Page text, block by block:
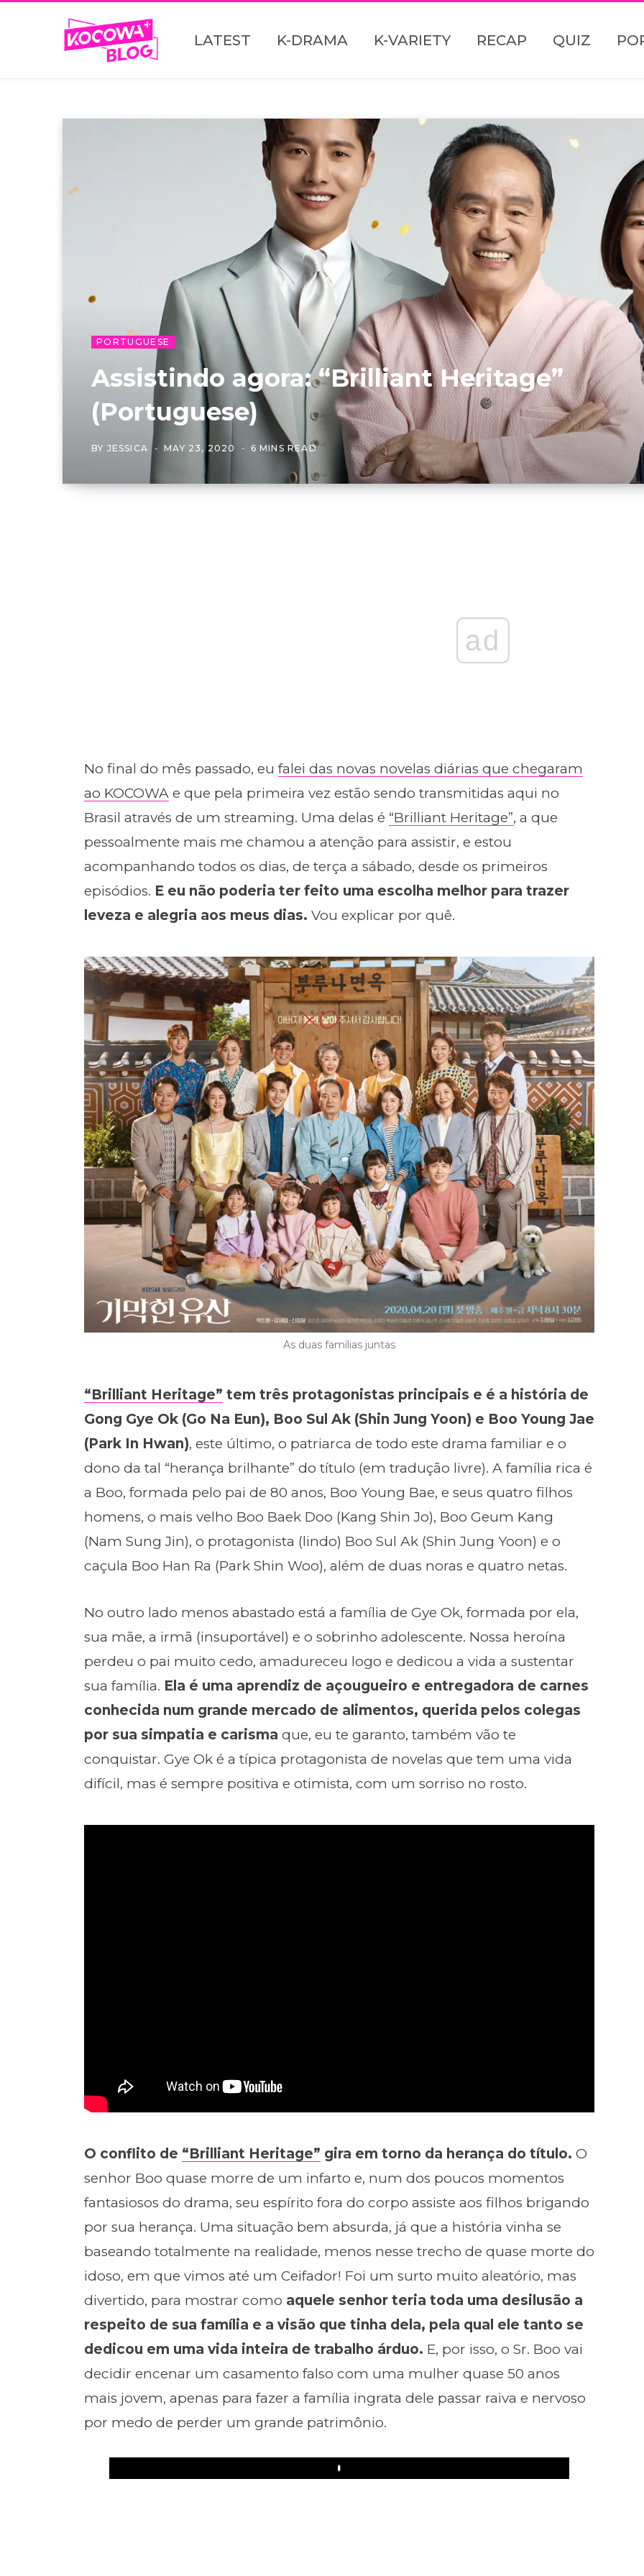
LATEST K-DRAMA K-VARIETY RECAP QUIZ
PORTUGUESE
Assistindo agora: “Brilliant Heritage”
(Portuguese)
BY JESSICA MAY 23, 2020 6 MINS READ
ad
No final do mês passado, eu falei das novas novelas diárias que chegaram
ao KOCOWAe que pela primeira vez estão sendo transmitidas aqui no
Brasil através de um streaming. Uma delas é “Brilliant Heritage”, a que
pessoalmente mais me chamou a atenção para assistir, e estou
acompanhando todos os dias, de terça a sábado, desde os primeiros
episódios. E eu não poderia ter feito uma escolha melhor para trazer
leveza e alegria aos meus dias. Vou explicar por quê.
As duas famílias juntas
“Brilliant Heritage” tem três protagonistas principais e é a história de
Gong Gye Ok (Go Na Eun), Boo Sul Ak (Shin Jung Yoon) e Boo Young Jae
(Park In Hwan), este último, o patriarca de todo este drama familiar e o
dono da tal “herança brilhante” do título (em tradução livre). A família rica é
a Boo, formada pelo pai de 80 anos, Boo Young Bae, e seus quatro filhos
homens, o mais velho Boo Baek Doo (Kang Shin Jo), Boo Geum Kang
(Nam Sung Jin), o protagonista (lindo) Boo Sul Ak (Shin Jung Yoon) e o
caçula Boo Han Ra (Park Shin Woo), além de duas noras e quatro netas.
No outro lado menos abastado está a família de Gye Ok, formada por ela,
sua mãe, a irmã (insuportável) e o sobrinho adolescente. Nossa heroína
perdeu o pai muito cedo, amadureceu logo e dedicou a vida a sustentar
sua família. Ela é uma aprendiz de açougueiro e entregadora de carnes
conhecida num grande mercado de alimentos, querida pelos colegas
por sua simpatia e carisma que, eu te garanto, também vão te
conquistar. Gye Ok é a típica protagonista de novelas que tem uma vida
difícil, mas é sempre positiva e otimista, com um sorriso no rosto.
O conflito de “Brilliant Heritage” gira em torno da herança do título. O
senhor Boo quase morre de um infarto e, num dos poucos momentos
fantasiosos do drama, seu espírito fora do corpo assiste aos filhos brigando
por sua herança. Uma situação bem absurda, já que a história vinha se
baseando totalmente na realidade, menos nesse trecho de quase morte do
idoso, em que vimos até um Ceifador! Foi um surto muito aleatório, mas
divertido, para mostrar como aquele senhor teria toda uma desilusão a
respeito de sua família e a visão que tinha dela, pela qual ele tanto se
dedicou em uma vida inteira de trabalho árduo. E, por isso, o Sr. Boo vai
decidir encenar um casamento falso com uma mulher quase 50 anos
mais jovem, apenas para fazer a família ingrata dele passar raiva e nervoso
por medo de perder um grande patrimônio.
Play